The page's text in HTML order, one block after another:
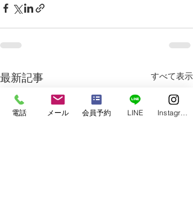
最新記事 すべて表示
電話 メール 会員予約 LINE